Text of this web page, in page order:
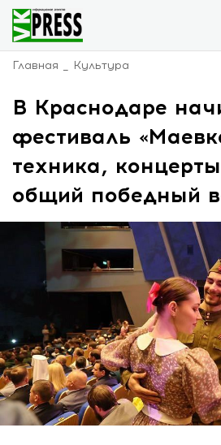
Главная Культура
В Краснодаре
фестиваль
техника,
общий победный